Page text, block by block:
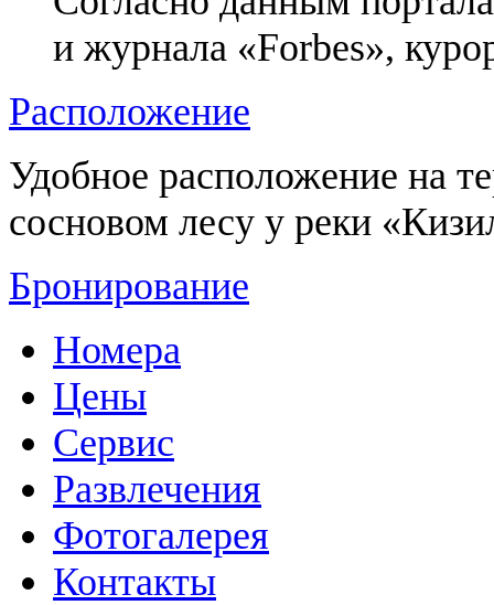
и журнала «Forbes»,
Расположение
Удобное расположение на
сосновом лесу у реки
Бронирование
Номера
Цены
Сервис
Развлечения
Фотогалерея
Контакты